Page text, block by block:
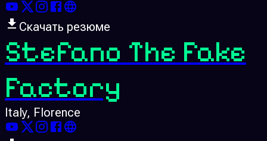
Скачать резюме
Stefano The Fake
Factory
Italy, Florence